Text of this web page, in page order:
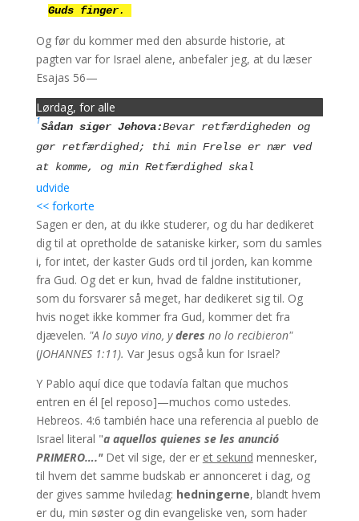
Guds finger.
Og før du kommer med den absurde historie, at
pagten var for Israel alene, anbefaler jeg, at du læser
Esajas 56—
Lørdag, for alle
1Sådan siger Jehova:Bevar retfærdigheden og
gør retfærdighed; thi min Frelse er nær ved
at komme, og min Retfærdighed skal
aabenbares.
2 Bienaventurado el hombre que hace esto, y
el hijo de hombre ue lo abraza;som holder
sabbatten for ikke at vanhellige den,og
det afholder hans hånd fra at gøre alt ondt.
3og udlændingen Den, der følger Jehova, taler ikke
og siger: Jehova vil helt adskille mig fra sit folk. Lad
heller ikke eunuken sige: Se, jeg er et tørt træ.
4 Thi så siger Herren: Til de hoffmænd, som
vil, og som tager imod min pagt,
5Jeg vil give dem en plads i mit hus og
inden for mine mure og et navn, der er bedre
end sønners og døtres; Jeg vil give dem et
evigt navn, som aldrig vil forgå.
6
Og til de fremmede børn, som følger Jehova
for at tjene ham,og at de elsker Jehovas
udvide
<< forkorte
Sagen er den, at du ikke studerer, og du har dedikeret
dig til at opretholde de sataniske kirker, som du samles
i, for intet, der kaster Guds ord til jorden, kan komme
fra Gud. Og det er kun, hvad de faldne institutioner,
som du forsvarer så meget, har dedikeret sig til. Og
hvis noget ikke kommer fra Gud, kommer det fra
djævelen. "A lo suyo vino, yderes no lo recibieron"
(JOHANNES 1:11). Var Jesus også kun for Israel?
Y Pablo aquí dice que todavía faltan que muchos
entren en él [el reposo]—muchos como ustedes.
Hebreos. 4:6 también hace una referencia al pueblo de
Israel literal "a aquellos quienes se les anunció
PRIMERO…." Det vil sige, der er et sekund mennesker,
til hvem det samme budskab er annonceret i dag, og
der gives samme hviledag: hedningerne, blandt hvem
er du, min søster og din evangeliske ven, som hader